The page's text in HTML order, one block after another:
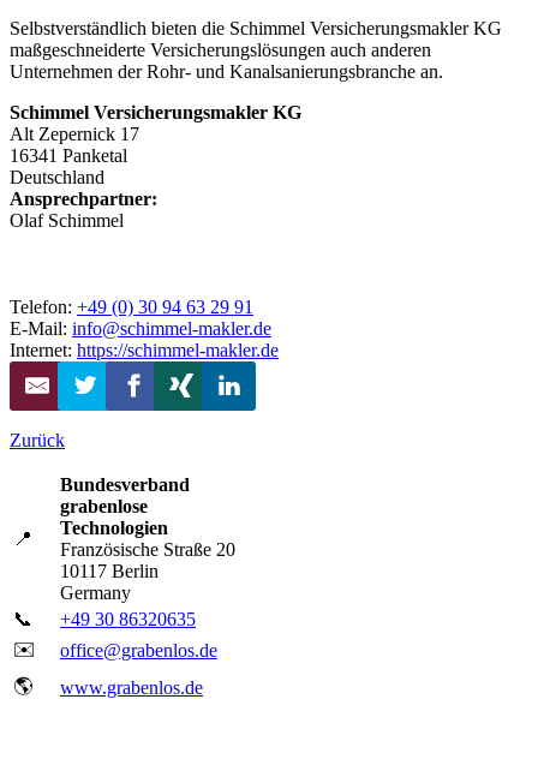
Selbstverständlich bieten die Schimmel Versicherungsmakler KG
maßgeschneiderte Versicherungslösungen auch anderen
Unternehmen der Rohr- und Kanalsanierungsbranche an.
Schimmel Versicherungsmakler KG
Alt Zepernick 17
16341 Panketal
Deutschland
Ansprechpartner:
Olaf Schimmel
Telefon: +49 (0) 30 94 63 29 91
E-Mail: info@schimmel-makler.de
Internet: https://schimmel-makler.de
Zurück
📍
Bundesverband
grabenlose
Technologien
Französische Straße 20
10117 Berlin
Germany
📞
+49 30 86320635
✉️
office@grabenlos.de
🌎
www.grabenlos.de